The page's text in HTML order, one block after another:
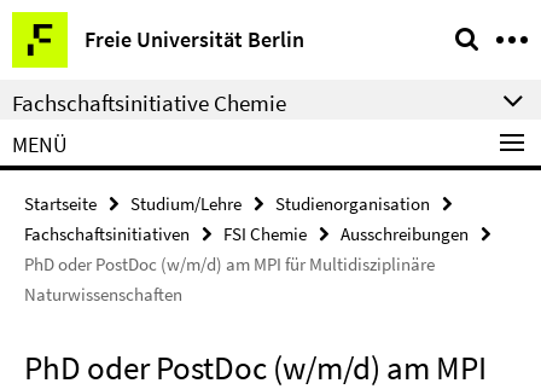
Springe
direkt
zu
Inhalt
Freie Universität Berlin
Service-
Navigation
Fachschaftsinitiative Chemie
MENÜ
Startseite Studium/Lehre
Studienorganisation
Fachschaftsinitiativen
FSI Chemie
Ausschreibungen
PhD oder PostDoc (w/m/d) am MPI für Multidisziplinäre
Naturwissenschaften
PhD oder PostDoc (w/m/d) am MPI